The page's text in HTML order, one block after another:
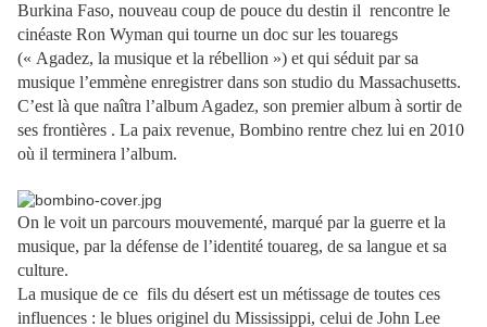
Burkina Faso, nouveau coup de pouce du destin il rencontre le
cinéaste Ron Wyman qui tourne un doc sur les touaregs
(« Agadez, la musique et la rébellion ») et qui séduit par sa
musique l’emmène enregistrer dans son studio du Massachusetts.
C’est là que naîtra l’album Agadez, son premier album à sortir de
ses frontières . La paix revenue, Bombino rentre chez lui en 2010
où il terminera l’album.
On le voit un parcours mouvementé, marqué par la guerre et la
musique, par la défense de l’identité touareg, de sa langue et sa
culture.
La musique de ce fils du désert est un métissage de toutes ces
influences : le blues originel du Mississippi, celui de John Lee